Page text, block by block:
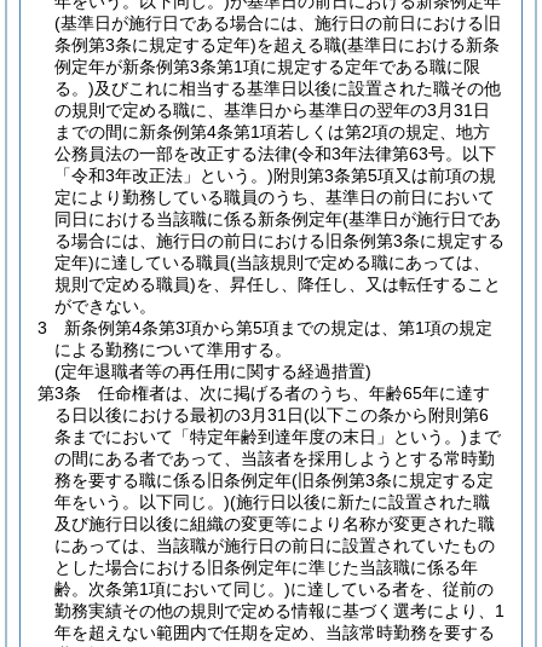
(基準日が施行日である場合には、施行日の前日における旧
条例第3条に規定する定年)を超える職(基準日における新条
例定年が新条例第3条第1項に規定する定年である職に限
る。)及びこれに相当する基準日以後に設置された職その他
の規則で定める職に、基準日から基準日の翌年の3月31日
までの間に新条例第4条第1項若しくは第2項の規定、地方
公務員法の一部を改正する法律(令和3年法律第63号。以下
「令和3年改正法」という。)附則第3条第5項又は前項の規
定により勤務している職員のうち、基準日の前日において
同日における当該職に係る新条例定年(基準日が施行日であ
る場合には、施行日の前日における旧条例第3条に規定する
定年)に達している職員(当該規則で定める職にあっては、
規則で定める職員)を、昇任し、降任し、又は転任すること
ができない。
3
新条例第4条第3項から第5項までの規定は、第1項の規定
による勤務について準用する。
(定年退職者等の再任用に関する経過措置)
第3条
任命権者は、次に掲げる者のうち、年齢65年に達す
る日以後における最初の3月31日(以下この条から附則第6
条までにおいて「特定年齢到達年度の末日」という。) まで
の間にある者であって、当該者を採用しようとする常時勤
務を要する職に係る旧条例定年(旧条例第3条に規定する定
年をいう。以下同じ。)(施行日以後に新たに設置された職
及び施行日以後に組織の変更等により名称が変更された職
にあっては、当該職が施行日の前日に設置されていたもの
とした場合における旧条例定年に準じた当該職に係る年
齢。次条第1項において同じ。)に達している者を、従前の
勤務実績その他の規則で定める情報に基づく選考により、1
年を超えない範囲内で任期を定め、当該常時勤務を要する